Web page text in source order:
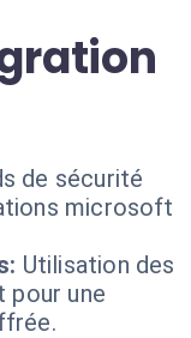
de sécurité
microsoft
Utilisation des
pour une